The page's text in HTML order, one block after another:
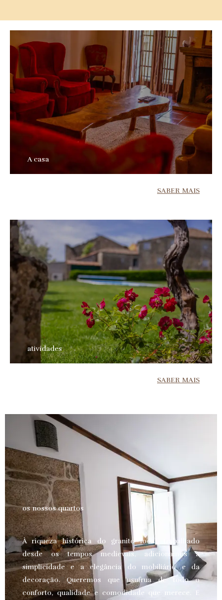
A casa
SABER MAIS
atividades
SABER MAIS
os nossos quartos
À riqueza histórica do granito local, trabalhado
desde os tempos medievais, adicionamos a
simplicidade e a elegância do mobiliário e da
decoração. Queremos que usufrua de todo o
conforto, qualidade e comodidade que merece.
E